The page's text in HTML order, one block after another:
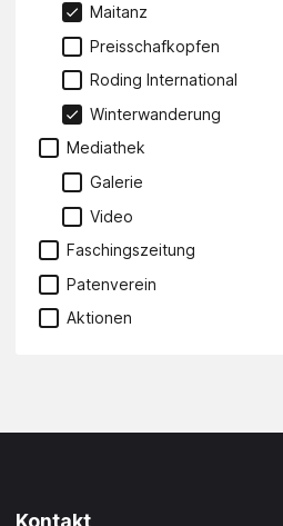
Maitanz
Preisschafkopfen
Roding International
Winterwanderung
Mediathek
Galerie
Video
Faschingszeitung
Patenverein
Aktionen
Kontakt